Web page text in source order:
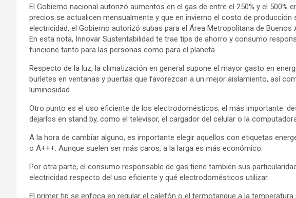
El Gobierno nacional autorizó aumentos en el gas de entre el 250% y el 500%
precios se actualicen mensualmente y que en invierno el costo de producción
electricidad, el Gobierno autorizó subas para el Área Metropolitana de Buenos
En esta nota, Innovar Sustentabilidad te trae tips de ahorro y consumo
funcione tanto para las personas como para el planeta.
Respecto de la luz, la climatización en general supone el mayor gasto en
burletes en ventanas y puertas que favorezcan a un mejor aislamiento, así
luminosidad.
Otro punto es el uso eficiente de los electrodomésticos; el más importante:
dejarlos en stand by, como el televisor, el cargador del celular o la
A la hora de cambiar alguno, es importante elegir aquellos con etiquetas
o A+++. Aunque suelen ser más caros, a la larga es más económico.
Por otra parte, el consumo responsable de gas tiene también sus
electricidad respecto del uso eficiente y qué electrodomésticos utilizar.
El primer tip se enfoca en regular el calefón o el termotanque a la temperatura